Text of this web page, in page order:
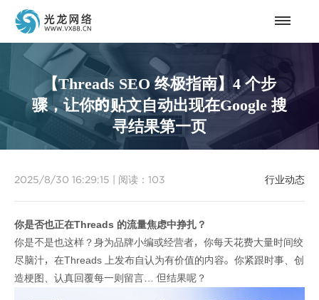
【Threads SEO 终极指南】4 个步
骤，让你的贴文自动出现在Google 搜
寻结果第一页
行业动态
2025/8/30 16:29:15 阅读： 103
你是否也正在Threads 的流量焦虑中挣扎？
你是不是也这样？身为品牌小编或经营者，你每天花费大量时间绞
尽脑汁，在Threads 上发布自认为有价值的内容。你紧跟时事、创
造梗图、认真回覆每一则留言… 但结果呢？